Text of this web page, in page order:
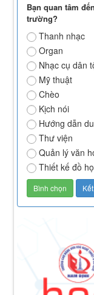
Bạn quan tâm
trường?
Thanh nhạc
Organ
Nhạc cụ dân
Mỹ thuật
Chèo
Kịch nói
Hướng dẫn
Thư viện
Quản lý văn
Thiết kế đồ